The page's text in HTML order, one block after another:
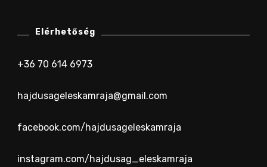
Elérhetőség
+36 70 614 6973
hajdusageleskamraja@gmail.com
facebook.com/hajdusageleskamraja
instagram.com/hajdusag_eleskamraja